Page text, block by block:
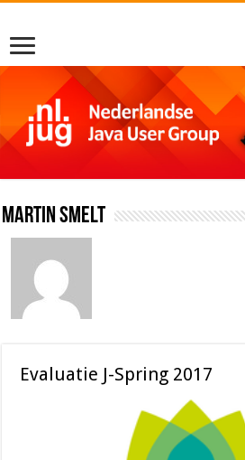
Martin Smelt
Evaluatie J-Spring 2017